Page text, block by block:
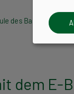
des Basisteils mit
dem E-